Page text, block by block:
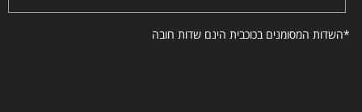
*השדות המסומנים בכוכבית הינם שדות חובה